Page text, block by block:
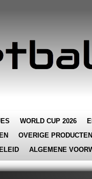
WORLD CUP 2026
OVERIGE PRODUCTEN
ALGEMENE